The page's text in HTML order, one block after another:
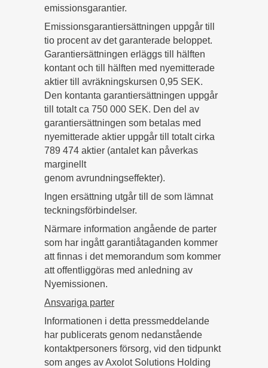
emissionsgarantier.
Emissionsgarantiersättningen uppgår till
tio procent av det garanterade beloppet.
Garantiersättningen erläggs till hälften
kontant och till hälften med nyemitterade
aktier till avräkningskursen 0,95 SEK.
Den kontanta garantiersättningen uppgår
till totalt ca 750 000 SEK. Den del av
garantiersättningen som betalas med
nyemitterade aktier uppgår till totalt cirka
789 474 aktier (antalet kan påverkas
marginellt
genom avrundningseffekter).
Ingen ersättning utgår till de som lämnat
teckningsförbindelser.
Närmare information angående de parter
som har ingått garantiåtaganden kommer
att finnas i det memorandum som kommer
att offentliggöras med anledning av
Nyemissionen.
Ansvariga parter
Informationen i detta pressmeddelande
har publicerats genom nedanstående
kontaktpersoners försorg, vid den tidpunkt
som anges av Axolot Solutions Holding